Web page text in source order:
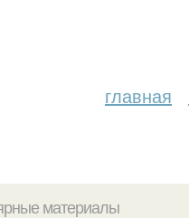
главная
материалы